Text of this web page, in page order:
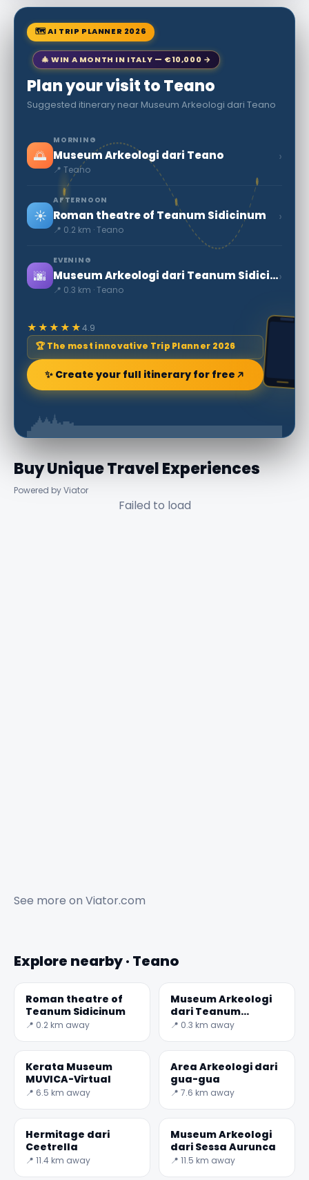
🗺 AI TRIP PLANNER 2026
🎄 WIN A MONTH IN ITALY — €10,000 →
Plan your visit to Teano
Suggested itinerary near Museum Arkeologi dari Teano
🌅
MORNING
Museum Arkeologi dari Teano
📍 Teano
›
☀️
AFTERNOON
Roman theatre of Teanum Sidicinum
📍 0.2 km · Teano
›
🌆
EVENING
Museum Arkeologi dari Teanum Sidicinum
📍 0.3 km · Teano
›
★★★★★4.9
🏆 The most innovative Trip Planner 2026
✨ Create your full itinerary for free
Buy Unique Travel Experiences
Powered by Viator
Failed to load
See more on Viator.com
Explore nearby · Teano
Roman theatre of
Teanum Sidicinum
📍 0.2 km away
Museum Arkeologi
dari Teanum
Sidicinum
📍 0.3 km away
Kerata Museum
MUVICA-Virtual
📍 6.5 km away
Area Arkeologi dari
gua-gua
📍 7.6 km away
Hermitage dari
Ceetrella
📍 11.4 km away
Museum Arkeologi
dari Sessa Aurunca
📍 11.5 km away